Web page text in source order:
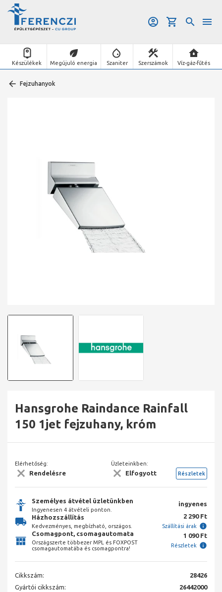
Készülékek Megújuló energia Szaniter Szerszámok Víz-gáz-fűtés
Fejzuhanyok
Hansgrohe Raindance Rainfall
150 1jet fejzuhany, króm
Elérhetőség:
Rendelésre
Üzleteinkben:
Elfogyott Részletek
Személyes átvétel üzletünkben
Ingyenesen 4 átvételi ponton.
ingyenes
Házhozszállítás
Kedvezményes, megbízható, országos.
2 290 Ft
Szállítási árak
Csomagpont, csomagautomata
Országszerte többezer MPL és FOXPOST
csomagautomatába és csomagpontra!
1 090 Ft
Részletek
Cikkszám:
28426
Gyártói cikkszám:
26442000